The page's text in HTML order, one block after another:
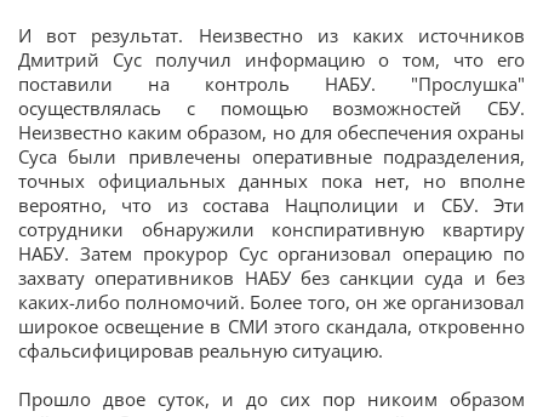
И вот результат. Неизвестно из каких источников
Дмитрий Сус получил информацию о том, что его
поставили на контроль НАБУ. "Прослушка"
осуществлялась с помощью возможностей СБУ.
Неизвестно каким образом, но для обеспечения охраны
Суса были привлечены оперативные подразделения,
точных официальных данных пока нет, но вполне
вероятно, что из состава Нацполиции и СБУ. Эти
сотрудники обнаружили конспиративную квартиру
НАБУ. Затем прокурор Сус организовал операцию по
захвату оперативников НАБУ без санкции суда и без
каких-либо полномочий. Более того, он же организовал
широкое освещение в СМИ этого скандала, откровенно
сфальсифицировав реальную ситуацию.
Прошло двое суток, и до сих пор никоим образом